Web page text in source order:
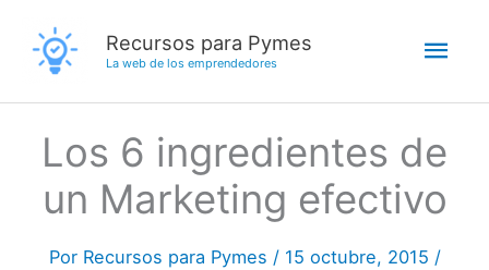
contenido
Recursos para Pymes
La web de los emprendedores
Los 6 ingredientes de
un Marketing efectivo
Por Recursos para Pymes / 15 octubre, 2015 /